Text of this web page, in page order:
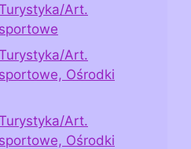
Art.
Art.
Ośrodki
Art.
Ośrodki